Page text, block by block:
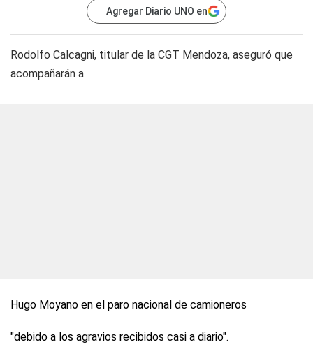
Agregar Diario UNO en
Rodolfo Calcagni, titular de la CGT Mendoza, aseguró que
acompañarán a
Hugo Moyano en el paro nacional de camioneros
"debido a los agravios recibidos casi a diario".